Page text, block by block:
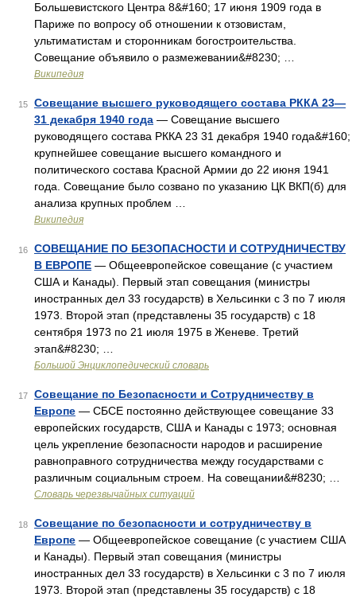
Большевистского Центра 8&#160; 17 июня 1909 года в
Париже по вопросу об отношении к отзовистам,
ультиматистам и сторонникам богостроительства.
Совещание объявило о размежевании&#8230; …
Википедия
15
Совещание высшего руководящего состава РККА 23—
31 декабря 1940 года — Совещание высшего
руководящего состава РККА 23 31 декабря 1940 года&#160;
крупнейшее совещание высшего командного и
политического состава Красной Армии до 22 июня 1941
года. Совещание было созвано по указанию ЦК ВКП(б) для
анализа крупных проблем …
Википедия
16
СОВЕЩАНИЕ ПО БЕЗОПАСНОСТИ И СОТРУДНИЧЕСТВУ
В ЕВРОПЕ — Общеевропейское совещание (с участием
США и Канады). Первый этап совещания (министры
иностранных дел 33 государств) в Хельсинки с 3 по 7 июля
1973. Второй этап (представлены 35 государств) с 18
сентября 1973 по 21 июля 1975 в Женеве. Третий
этап&#8230; …
Большой Энциклопедический словарь
17
Совещание по Безопасности и Сотрудничеству в
Европе — СБСЕ постоянно действующее совещание 33
европейских государств, США и Канады с 1973; основная
цель укрепление безопасности народов и расширение
равноправного сотрудничества между государствами с
различным социальным строем. На совещании&#8230; …
Словарь черезвычайных ситуаций
18
Совещание по безопасности и сотрудничеству в
Европе — Общеевропейское совещание (с участием США
и Канады). Первый этап совещания (министры
иностранных дел 33 государств) в Хельсинки с 3 по 7 июля
1973. Второй этап (представлены 35 государств) с 18